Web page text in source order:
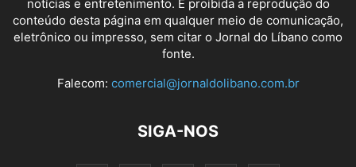
notícias e entretenimento. É proibida a reprodução do
conteúdo desta página em qualquer meio de comunicação,
eletrônico ou impresso, sem citar o Jornal do Líbano como
fonte.
Falecom: comercial@jornaldolibano.com.br
SIGA-NOS